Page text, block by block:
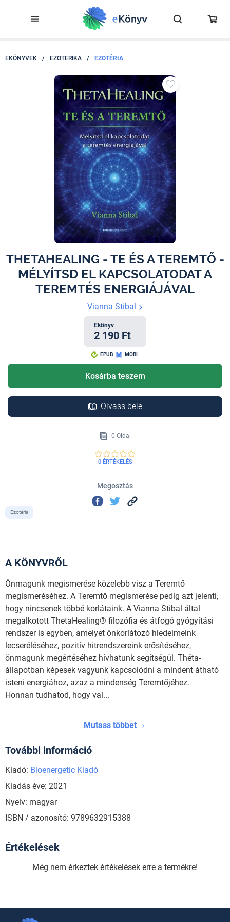
EKÖNYVEK / EZOTERIKA / EZOTÉRIA
THETAHEALING - TE ÉS A TEREMTŐ -
MÉLYÍTSD EL KAPCSOLATODAT A
TEREMTÉS ENERGIÁJÁVAL
Vianna Stibal
Ekönyv
2 190 Ft
EPUB MOBI
Kosárba teszem
Olvass bele
0 Oldal
0 ÉRTÉKELÉS
Megosztás
Ezotéria
A KÖNYVRŐL
Önmagunk megismerése közelebb visz a Teremtő
megismeréséhez. A Teremtő megismerése pedig azt jelenti,
hogy nincsenek többé korlátaink. A Vianna Stibal által
megalkotott ThetaHealing® filozófia és átfogó gyógyítási
rendszer is egyben, amelyet önkorlátozó hiedelmeink
lecseréléséhez, pozitív hitrendszereink erősítéséhez,
önmagunk megértéséhez hívhatunk segítségül. Théta-
állapotban képesek vagyunk kapcsolódni a mindent átható
isteni energiához, azaz a mindenség Teremtőjéhez.
Honnan tudhatod, hogy val...
Mutass többet
További információ
Kiadó: Bioenergetic Kiadó
Kiadás éve: 2021
Nyelv: magyar
ISBN / azonosító: 9789632915388
Értékelések
Még nem érkeztek értékelések erre a termékre!